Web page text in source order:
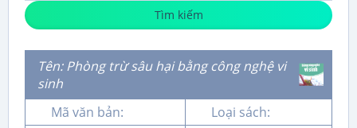
Tìm kiếm
Tên: Phòng trừ sâu hại bằng công nghệ vi
sinh
Mã văn bản:
Loại sách: